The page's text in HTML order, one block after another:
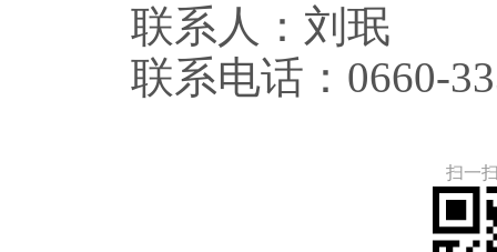
联系人：刘珉
联系电话：0660-
扫一